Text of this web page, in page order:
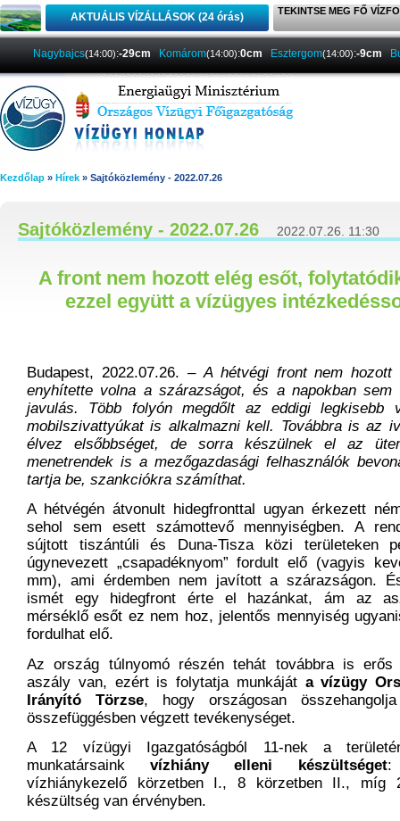
AKTUÁLIS VÍZÁLLÁSOK (24 órás) TEKINTSE MEG FŐ
Nagybajcs(14:00):-29cm Komárom(14:00):0cm Esztergom(14:00):-9cm
Kezdőlap » Hírek » Sajtóközlemény - 2022.07.26
Sajtóközlemény - 2022.07.26 2022.07.26. 11:30
A front nem hozott elég esőt,
ezzel együtt a vízügyes
Budapest, 2022.07.26. –A hétvégi front nem hozott
enyhítette volna a szárazságot, és a napokban sem
javulás. Több folyón megdőlt az eddigi legkisebb
mobilszivattyúkat is alkalmazni kell. Továbbra is az
élvez elsőbbséget, de sorra készülnek el az
menetrendek is a mezőgazdasági felhasználók
tartja be, szankciókra számíthat.
A hétvégén átvonult hidegfronttal ugyan érkezett
sehol sem esett számottevő mennyiségben. A
sújtott tiszántúli és Duna-Tisza közi területeken
úgynevezett „csapadéknyom” fordult elő (vagyis
mm), ami érdemben nem javított a szárazságon.
ismét egy hidegfront érte el hazánkat, ám az
mérséklő esőt ez nem hoz, jelentős mennyiség
fordulhat elő.
Az ország túlnyomó részén tehát továbbra is erős
aszály van, ezért is folytatja munkáját a vízügy
Irányító Törzse, hogy országosan
összefüggésben végzett tevékenységet.
A 12 vízügyi Igazgatóságból 11-nek a
munkatársainkvízhiány elleni készültséget:
vízhiánykezelő körzetben I., 8 körzetben II., míg
készültség van érvényben.